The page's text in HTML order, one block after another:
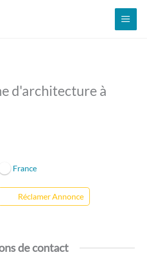
d'architecture à
France
Réclamer Annonce
de contact